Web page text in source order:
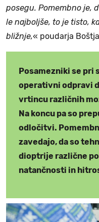
posegu. Pomembno je,
le najboljše, to je tisto,
bližnje,« poudarja
Posamezniki se pri
operativni odpravi
vrtincu različnih
Na koncu pa so
odločitvi.
zavedajo, da so
dioptrije različne
natančnosti in